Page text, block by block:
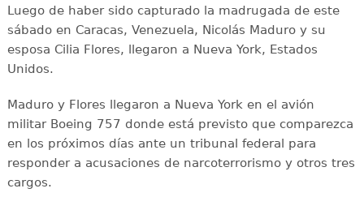
Luego de haber sido capturado la madrugada de este
sábado en Caracas, Venezuela, Nicolás Maduro y su
esposa Cilia Flores, llegaron a Nueva York, Estados
Unidos.
Maduro y Flores llegaron a Nueva York en el avión
militar Boeing 757 donde está previsto que comparezca
en los próximos días ante un tribunal federal para
responder a acusaciones de narcoterrorismo y otros tres
cargos.